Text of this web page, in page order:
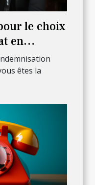
le choix
en
?
êtes la